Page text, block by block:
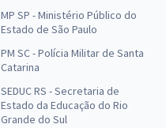
MP SP - Ministério Público do
Estado de São Paulo
PM SC - Polícia Militar de Santa
Catarina
SEDUC RS - Secretaria de
Estado da Educação do Rio
Grande do Sul